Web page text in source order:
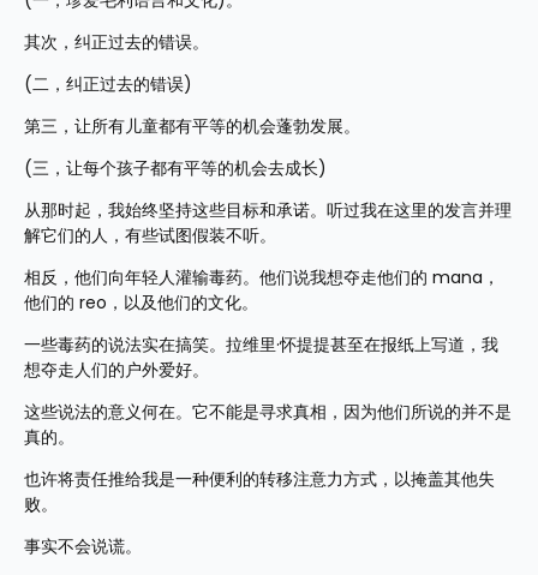
其次，纠正过去的错误。
(二，纠正过去的错误)
第三，让所有儿童都有平等的机会蓬勃发展。
(三，让每个孩子都有平等的机会去成长)
从那时起，我始终坚持这些目标和承诺。听过我在这里的发言并理
解它们的人，有些试图假装不听。
相反，他们向年轻人灌输毒药。他们说我想夺走他们的 mana，
他们的 reo，以及他们的文化。
一些毒药的说法实在搞笑。拉维里·怀提提甚至在报纸上写道，我
想夺走人们的户外爱好。
这些说法的意义何在。它不能是寻求真相，因为他们所说的并不是
真的。
也许将责任推给我是一种便利的转移注意力方式，以掩盖其他失
败。
事实不会说谎。